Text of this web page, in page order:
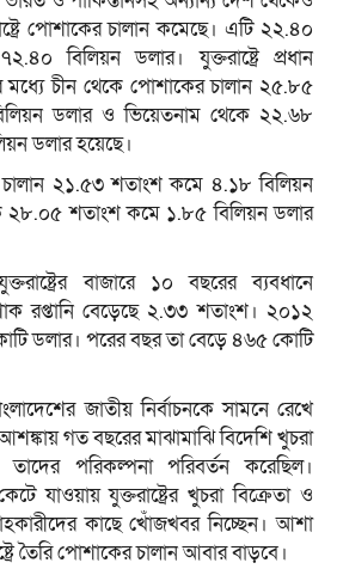
পোশাকের চালান কমেছে। এটি ২২.৪০
বিলিয়ন ডলার। যুক্তরাষ্ট্রে প্রধান
চীন থেকে পোশাকের চালান ২৫.৮৫
ডলার ও ভিয়েতনাম থেকে ২২.৬৮
ডলার হয়েছে।
২১.৫৩ শতাংশ কমে ৪.১৮ বিলিয়ন
২৮.০৫ শতাংশ কমে ১.৮৫ বিলিয়ন ডলার
বাজারে ১০ বছরের ব্যবধানে
রপ্তানি বেড়েছে ২.৩৩ শতাংশ। ২০১২
ডলার। পরের বছর তা বেড়ে ৪৬৫ কোটি
জাতীয় নির্বাচনকে সামনে রেখে
গত বছরের মাঝামাঝি বিদেশি খুচরা
তাদের পরিকল্পনা পরিবর্তন করেছিল।
যাওয়ায় যুক্তরাষ্ট্রের খুচরা বিক্রেতা ও
কাছে খোঁজখবর নিচ্ছেন। আশা
তৈরি পোশাকের চালান আবার বাড়বে।